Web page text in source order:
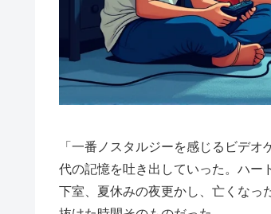
「一番ノスタルジーを感じるビデ
代の記憶を吐き出していった。ハー
下室、夏休みの夜更かし、亡くな